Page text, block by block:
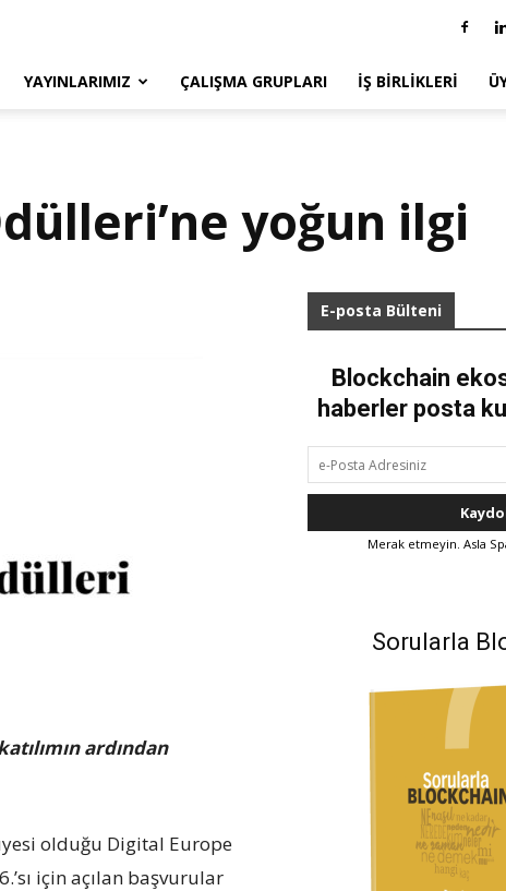
YAYINLARIMIZ ÇALIŞMA GRUPLARI İŞ BIRLIKLERI
yoğun ilgi
ardından
olduğu Digital Europe
için açılan başvurular
E-posta Bülteni
Blockchain
haberler posta
Merak etmeyin. Asla
Sorularla